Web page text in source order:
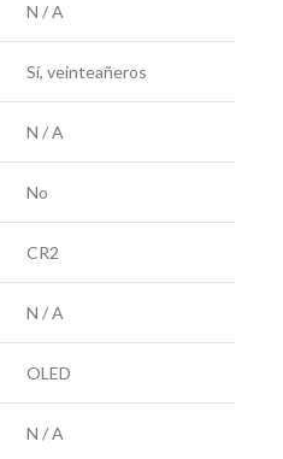
N / A
Sí, veinteañeros
N / A
No
CR2
N / A
OLED
N / A